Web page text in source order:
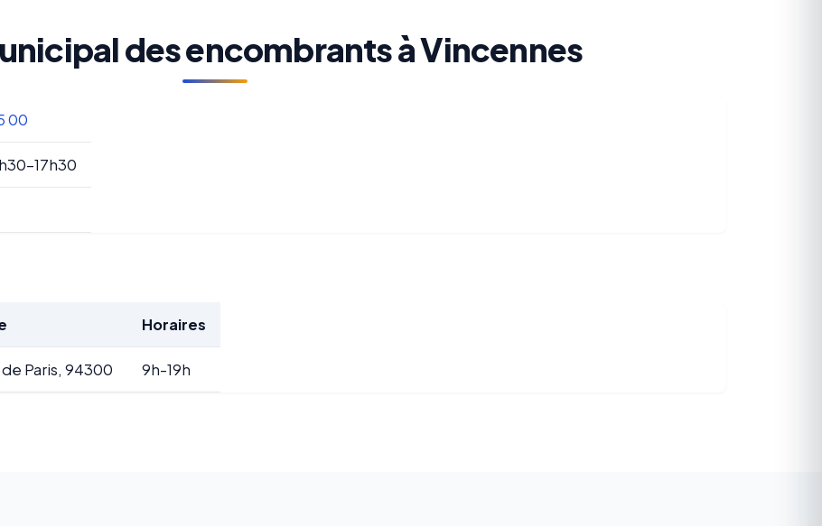
des encombrants à Vincennes
00
17h30
Horaires
Paris, 94300 9h-19h